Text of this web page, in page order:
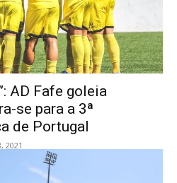
AD Fafe goleia
se para a 3ª
de Portugal
2021